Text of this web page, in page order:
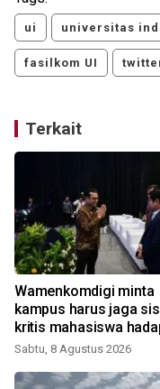
ui universitas
fasilkom UI
Terkait
Wamenkomdigi minta
kampus harus jaga
kritis mahasiswa
Gen AI
Sabtu, 8 Agustus 2026